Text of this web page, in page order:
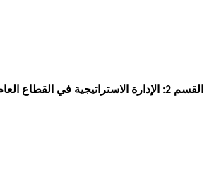
القسم 2: الإدارة الاستراتيجية في القطاع العام